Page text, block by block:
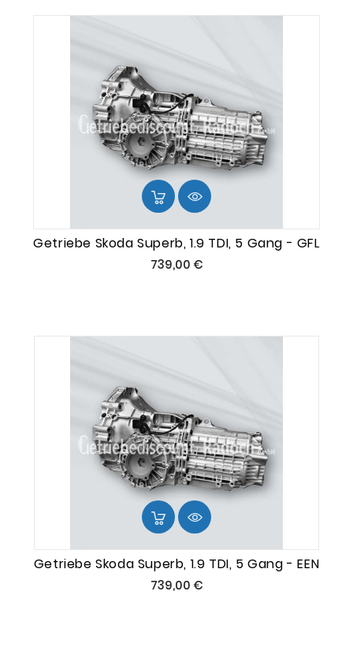
Getriebe Skoda Superb, 1.9 TDI, 5 Gang - GFL
739,00 €Preis
Getriebe Skoda Superb, 1.9 TDI, 5 Gang - EEN
739,00 €Preis